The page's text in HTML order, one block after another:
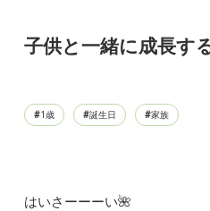
子供と一緒に成長す
1歳 誕生日 家族
はいさーーーい🌺